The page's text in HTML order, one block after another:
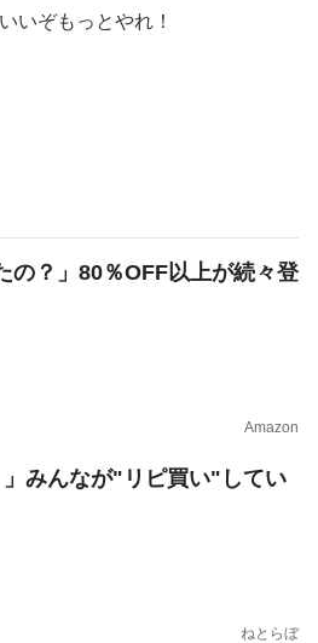
いぞもっとやれ！
の？」80％OFF以上が続々登
Amazon
」みんなが"リピ買い"してい
ねとらぼ